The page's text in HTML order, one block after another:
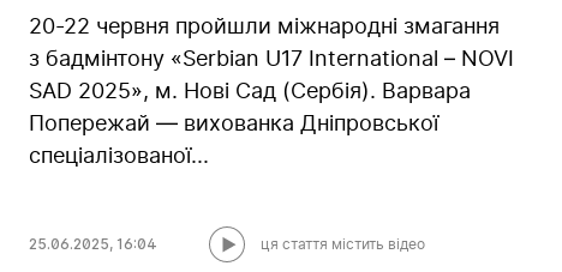
20-22 червня пройшли міжнародні змагання
з бадмінтону «Serbian U17 International – NOVI
SAD 2025», м. Нові Сад (Сербія). Варвара
Попережай — вихованка Дніпровської
спеціалізованої...
25.06.2025, 16:04 ця стаття містить відео